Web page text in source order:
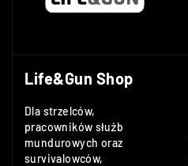
Life&Gun Shop
Dla strzelców,
pracowników służb
mundurowych oraz
survivalowców,